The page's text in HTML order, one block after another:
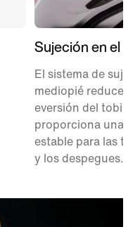
Sujeción en el
El sistema de
mediopié reduce el
eversión del tobillo
proporciona una
estable para las
y los despegues.